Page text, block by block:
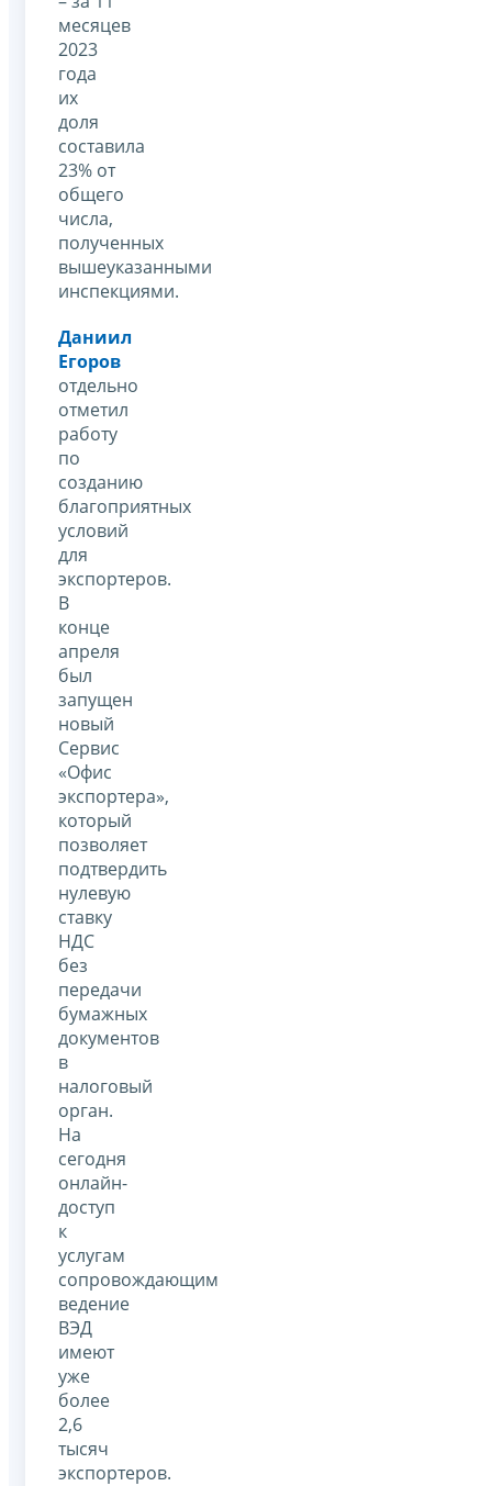
месяцев
2023
года
их
доля
составила
23% от
общего
числа,
полученных
вышеуказанными
инспекциями.
Даниил
Егоров
отдельно
отметил
работу
по
созданию
благоприятных
условий
для
экспортеров.
В
конце
апреля
был
запущен
новый
Сервис
«Офис
экспортера»,
который
позволяет
подтвердить
нулевую
ставку
НДС
без
передачи
бумажных
документов
в
налоговый
орган.
На
сегодня
онлайн-
доступ
к
услугам
сопровождающим
ведение
ВЭД
имеют
уже
более
2,6
тысяч
экспортеров.